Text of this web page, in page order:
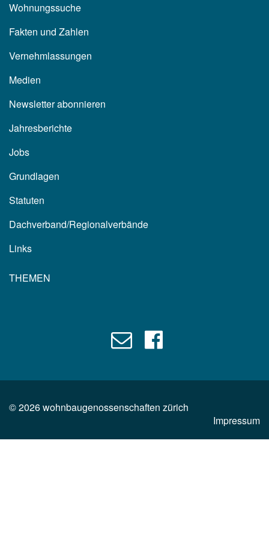
Wohnungssuche
Fakten und Zahlen
Vernehmlassungen
Medien
Newsletter abonnieren
Jahresberichte
Jobs
Grundlagen
Statuten
Dachverband/Regionalverbände
Links
THEMEN
©2026wohnbaugenossenschaften zürich
Impressum